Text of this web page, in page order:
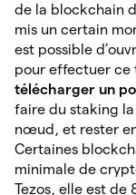
de la blockchain
mis un certain
est possible
pour effectuer ce
télécharger un
faire du staking
nœud, et rester
Certaines
minimale de
Tezos, elle est de